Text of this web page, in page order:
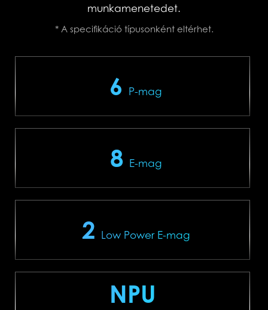
munkamenetedet.
* A specifikáció típusonként eltérhet.
6 P-mag
8 E-mag
2 Low Power E-mag
NPU